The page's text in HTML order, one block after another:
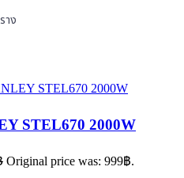
าง
STEL670 2000W
Original price was: 999฿.